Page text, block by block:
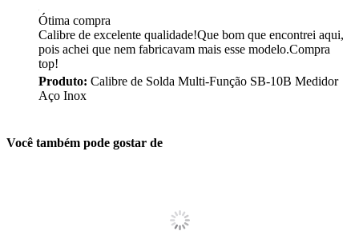
Ótima compra
Calibre de excelente qualidade!Que bom que encontrei aqui,
pois achei que nem fabricavam mais esse modelo.Compra
top!
Produto: Calibre de Solda Multi-Função SB-10B Medidor
Aço Inox
Você também pode gostar de